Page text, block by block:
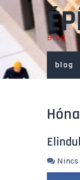
Skip
content
Blog
blog
Nincs